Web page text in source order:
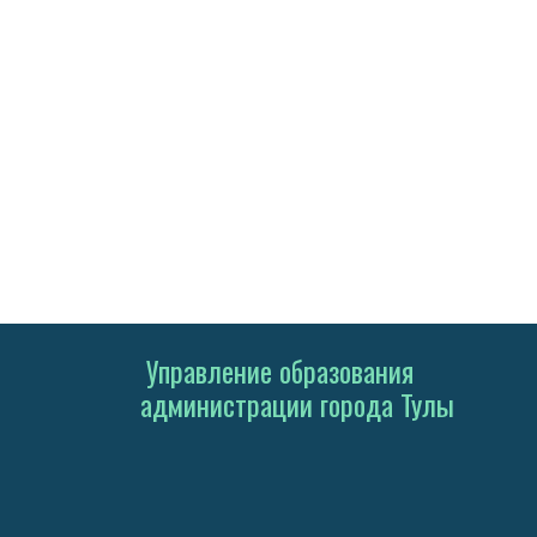
Управление образования
администрации города Тулы